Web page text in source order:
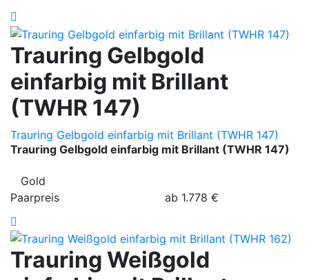
Trauring Gelbgold
einfarbig mit Brillant
(TWHR 147)
Trauring Gelbgold einfarbig mit Brillant (TWHR 147)
Trauring Gelbgold einfarbig mit Brillant (TWHR 147)
Gold
Paarpreis
ab 1.778 €
Trauring Weißgold